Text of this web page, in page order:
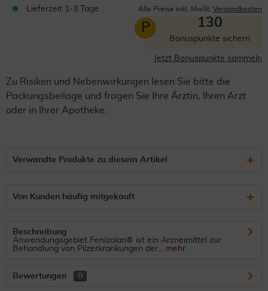
Lieferzeit 1-3 Tage Alle Preise inkl. MwSt. Versandkosten
P 130
Bonuspunkte sichern
Jetzt Bonuspunkte sammeln
Zu Risiken und Nebenwirkungen lesen Sie bitte die
Packungsbeilage und fragen Sie Ihre Ärztin, Ihren Arzt
oder in Ihrer Apotheke.
Verwandte Produkte zu diesem Artikel
Von Kunden häufig mitgekauft
Beschreibung
Anwendungsgebiet Fenizolan® ist ein Arzneimittel zur
Behandlung von Pilzerkrankungen der... mehr
Bewertungen 0